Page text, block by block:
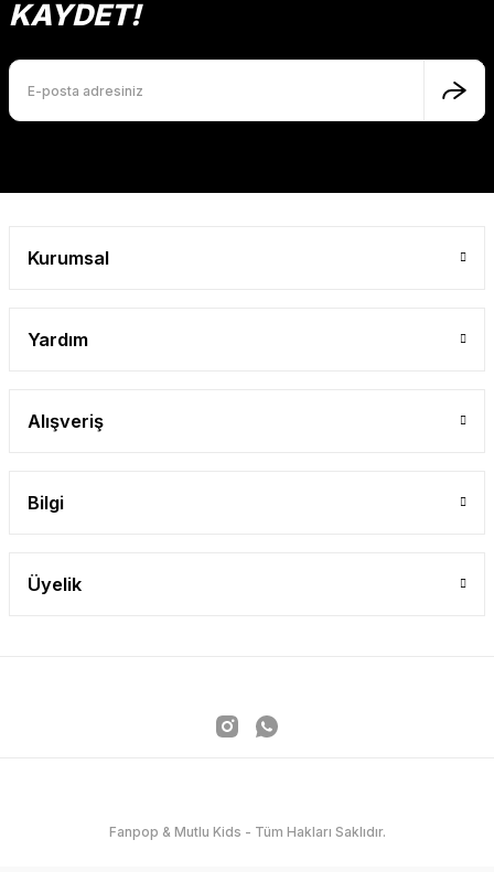
KAYDET!
Kurumsal
Yardım
Alışveriş
Bilgi
Üyelik
Fanpop & Mutlu Kids - Tüm Hakları Saklıdır.